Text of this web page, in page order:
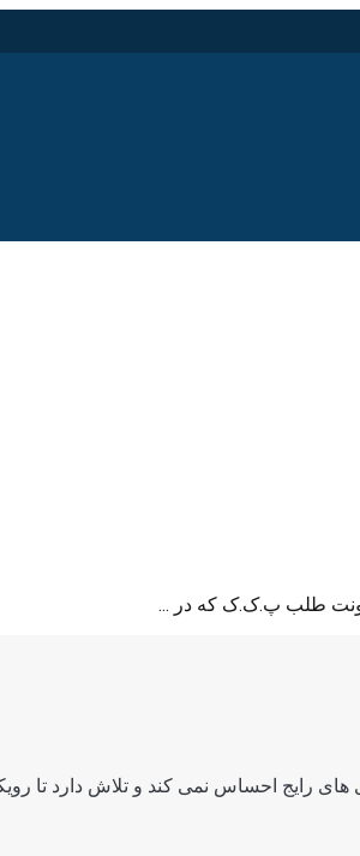
طلب پ.ک.ک که در ...
رایج احساس نمی کند و تلاش دارد تا